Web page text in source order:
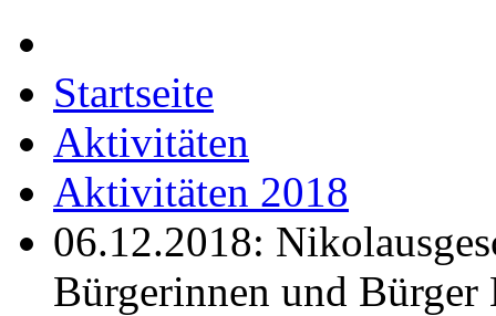
Startseite
Aktivitäten
Aktivitäten 2018
06.12.2018:
Bürgerinnen und Bürger